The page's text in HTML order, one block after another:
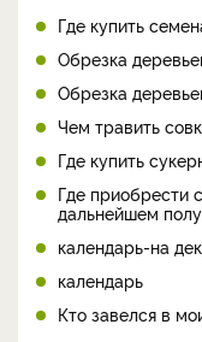
Где купить
Обрезка
Обрезка
Чем травить
Где купить
Где приобрести
дальнейшем
календарь-на
календарь
Кто завелся в